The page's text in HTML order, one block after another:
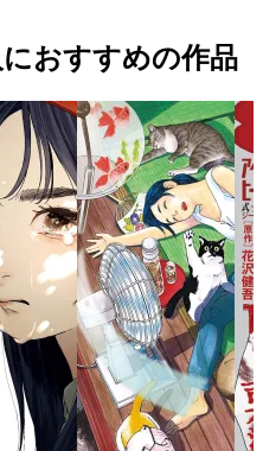
おすすめの作品